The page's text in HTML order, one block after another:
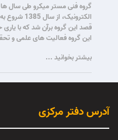
گروه فنی مستر میکرو طی سال ها
قصد این گروه برآن شد که با
این گروه فعالیت های علمی و
بیشتر بخوانید ...
آدرس دفتر مرکزی